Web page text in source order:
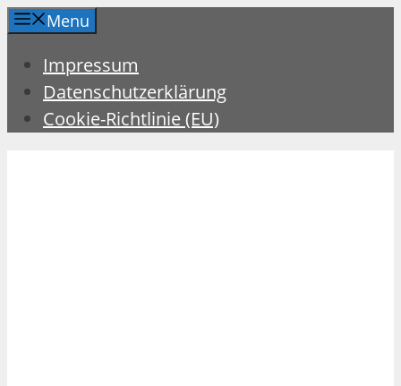
Zum
springen
Menu
Impressum
Datenschutzerklärung
Cookie-Richtlinie (EU)